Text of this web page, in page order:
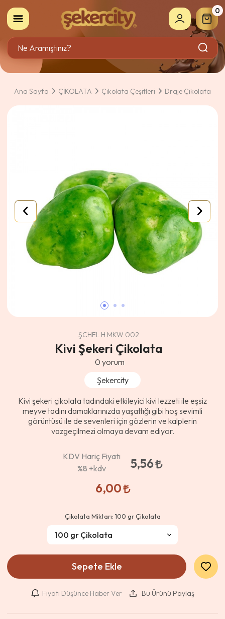
0
Ana Sayfa ÇİKOLATA Çikolata Çeşitleri Draje Çikolata
ŞCHEL H MKW 002
Kivi Şekeri Çikolata
0 yorum
Şekercity
Kivi şekeri çikolata tadındaki etkileyici kivi lezzeti ile eşsiz
meyve tadını damaklarınızda yaşattığı gibi hoş sevimli
görüntüsü ile de sevenleri için gözlerin ve kalplerin
vazgeçilmezi olmaya devam ediyor.
KDV Hariç Fiyatı
%8 +kdv
5,56
6,00
Çikolata Miktarı: 100 gr Çikolata
Sepete Ekle
Fiyatı Düşünce Haber Ver Bu Ürünü Paylaş